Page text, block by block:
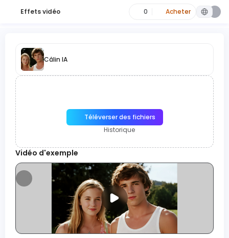
Effets vidéo 0 Acheter
Câlin IA
Téléverser des fichiers
Historique
Vidéo d'exemple